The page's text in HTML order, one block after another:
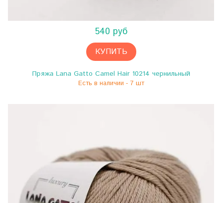
540 руб
КУПИТЬ
Пряжа Lana Gatto Camel Hair 10214 чернильный
Есть в наличии - 7 шт